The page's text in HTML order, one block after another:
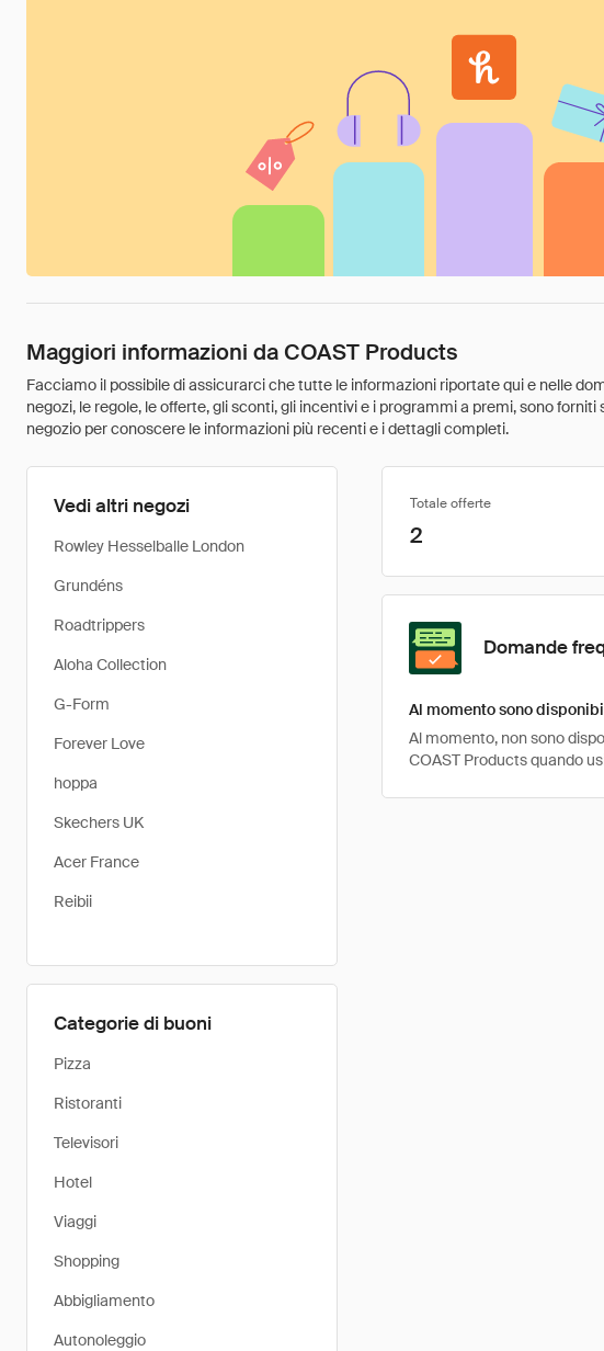
Maggiori informazioni da COAST Products
Facciamo il possibile di assicurarci che tutte le informazioni riportate qui e nelle
negozi, le regole, le offerte, gli sconti, gli incentivi e i programmi a premi, sono
negozio per conoscere le informazioni più recenti e i dettagli completi.
Vedi altri negozi
Rowley Hesselballe London
Grundéns
Roadtrippers
Aloha Collection
G-Form
Forever Love
hoppa
Skechers UK
Acer France
Reibii
Categorie di buoni
Pizza
Ristoranti
Televisori
Hotel
Viaggi
Shopping
Abbigliamento
Autonoleggio
Totale offerte
2
Domande
Al momento sono
Al momento, non sono
COAST Products quando